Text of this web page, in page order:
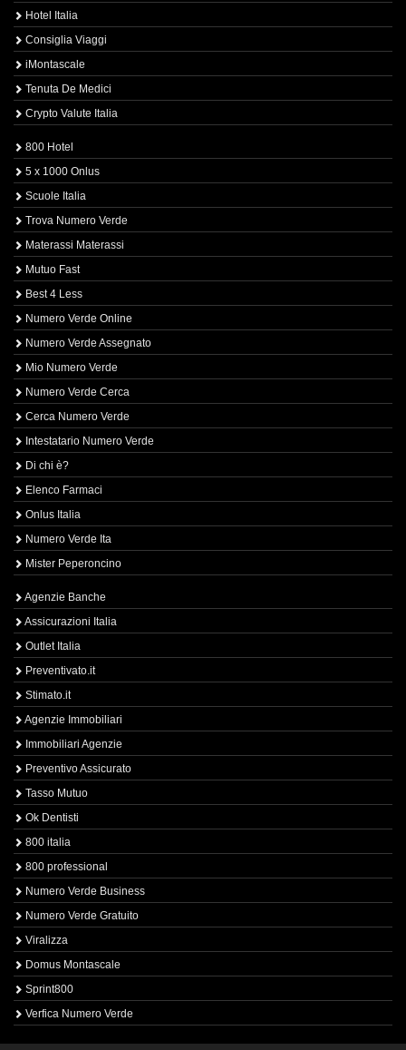
Hotel Italia
Consiglia Viaggi
iMontascale
Tenuta De Medici
Crypto Valute Italia
800 Hotel
5 x 1000 Onlus
Scuole Italia
Trova Numero Verde
Materassi Materassi
Mutuo Fast
Best 4 Less
Numero Verde Online
Numero Verde Assegnato
Mio Numero Verde
Numero Verde Cerca
Cerca Numero Verde
Intestatario Numero Verde
Di chi è?
Elenco Farmaci
Onlus Italia
Numero Verde Ita
Mister Peperoncino
Agenzie Banche
Assicurazioni Italia
Outlet Italia
Preventivato.it
Stimato.it
Agenzie Immobiliari
Immobiliari Agenzie
Preventivo Assicurato
Tasso Mutuo
Ok Dentisti
800 italia
800 professional
Numero Verde Business
Numero Verde Gratuito
Viralizza
Domus Montascale
Sprint800
Verfica Numero Verde